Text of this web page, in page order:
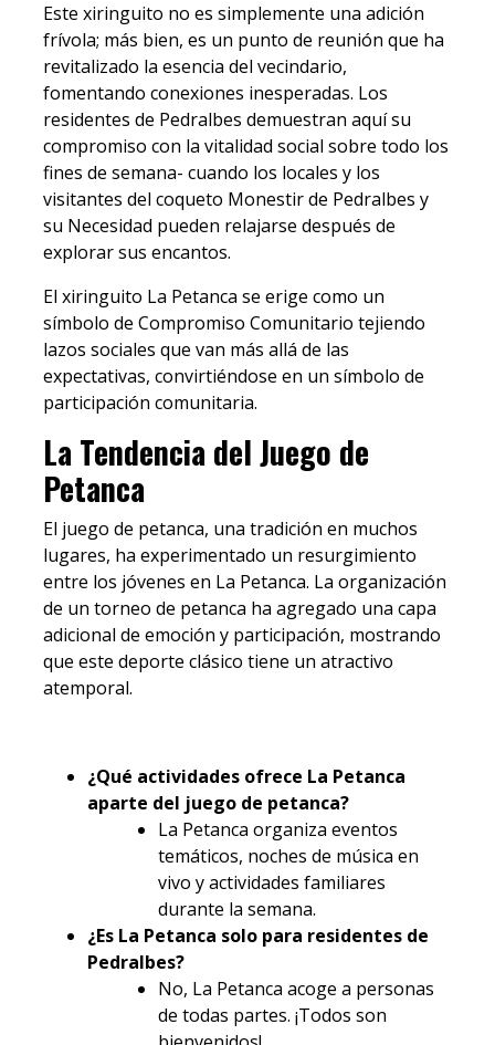
Este xiringuito no es simplemente una adición
frívola; más bien, es un punto de reunión que ha
revitalizado la esencia del vecindario,
fomentando conexiones inesperadas. Los
residentes de Pedralbes demuestran aquí su
compromiso con la vitalidad social sobre todo los
fines de semana- cuando los locales y los
visitantes del coqueto Monestir de Pedralbes y
su Necesidad pueden relajarse después de
explorar sus encantos.
El xiringuito La Petanca se erige como un
símbolo de Compromiso Comunitario tejiendo
lazos sociales que van más allá de las
expectativas, convirtiéndose en un símbolo de
participación comunitaria.
La Tendencia del Juego de
Petanca
El juego de petanca, una tradición en muchos
lugares, ha experimentado un resurgimiento
entre los jóvenes en La Petanca. La organización
de un torneo de petanca ha agregado una capa
adicional de emoción y participación, mostrando
que este deporte clásico tiene un atractivo
atemporal.
¿Qué actividades ofrece La Petanca
aparte del juego de petanca?
La Petanca organiza eventos
temáticos, noches de música en
vivo y actividades familiares
durante la semana.
¿Es La Petanca solo para residentes de
Pedralbes?
No, La Petanca acoge a personas
de todas partes. ¡Todos son